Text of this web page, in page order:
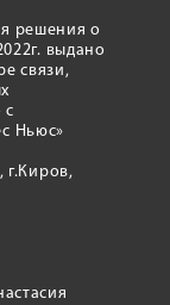
решения о
выдано
связи,
с
Ньюс»
г.Киров,